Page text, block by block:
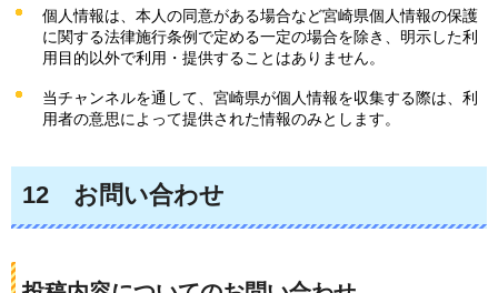
個人情報は、本人の同意がある場合など宮崎県個人情報の保護
に関する法律施行条例で定める一定の場合を除き、明示した利
用目的以外で利用・提供することはありません。
当チャンネルを通して、宮崎県が個人情報を収集する際は、利
用者の意思によって提供された情報のみとします。
12 お問い合わせ